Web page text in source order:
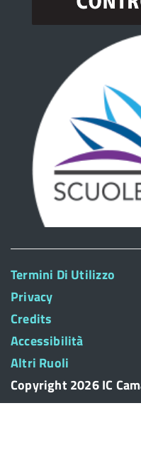
Termini Di Utilizzo
Privacy
Credits
Accessibilità
Altri Ruoli
Copyright 2026 IC